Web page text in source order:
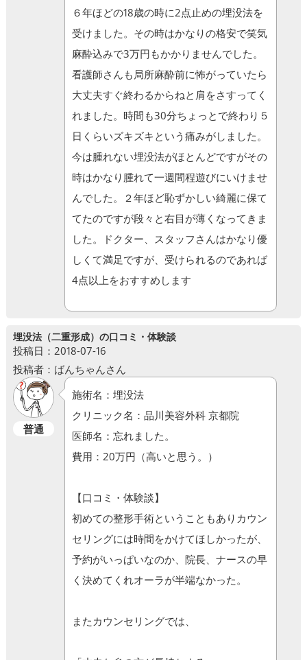
６年ほどの18歳の時に2点止めの埋没法を
受けました。その時はかなりの格安で笑気
麻酔込みで3万円もかかりませんでした。
看護師さんも局所麻酔前に怖がっていたら
大丈夫すぐ終わるからねと肩をさすってく
れました。時間も30分ちょっとで終わり５
日くらいズキズキという痛みがしました。
今は腫れない埋没法がほとんどですがその
時はかなり腫れて一週間程遊びにいけませ
んでした。２年ほど恥ずかしい綺麗に保て
てたのですが段々と右目が薄くなってきま
した。ドクター、スタッフさんはかなり優
しくて満足ですが、受けられるのであれば
4点以上をおすすめします
埋没法（二重形成）の口コミ・体験談
投稿日：2018-07-16
投稿者：ばんちゃんさん
普通
施術名：埋没法
クリニック名：品川美容外科 京都院
医師名：忘れました。
費用：20万円（高いと思う。）
【口コミ・体験談】
初めての整形手術ということもありカウン
セリングには時間をかけてほしかったが、
予約がいっぱいなのか、院長、ナースの早
く決めてくれオーラが半端なかった。
またカウンセリングでは、